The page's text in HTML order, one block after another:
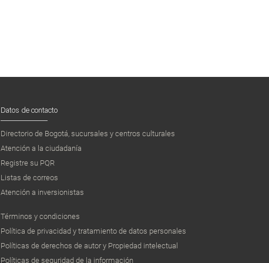
Datos de contacto
Directorio de Bogotá, sucursales y centros culturales
Atención a la ciudadanía
Registre su PQR
Listas de correos
Atención a inversionistas
Términos y condiciones
Política de privacidad y tratamiento de datos personales
Políticas de derechos de autor y Propiedad intelectual
Políticas de seguridad de la información